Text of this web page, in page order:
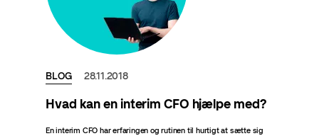
BLOG 28.11.2018
Hvad kan en interim CFO hjælpe med?
En interim CFO har erfaringen og rutinen til hurtigt at sætte sig